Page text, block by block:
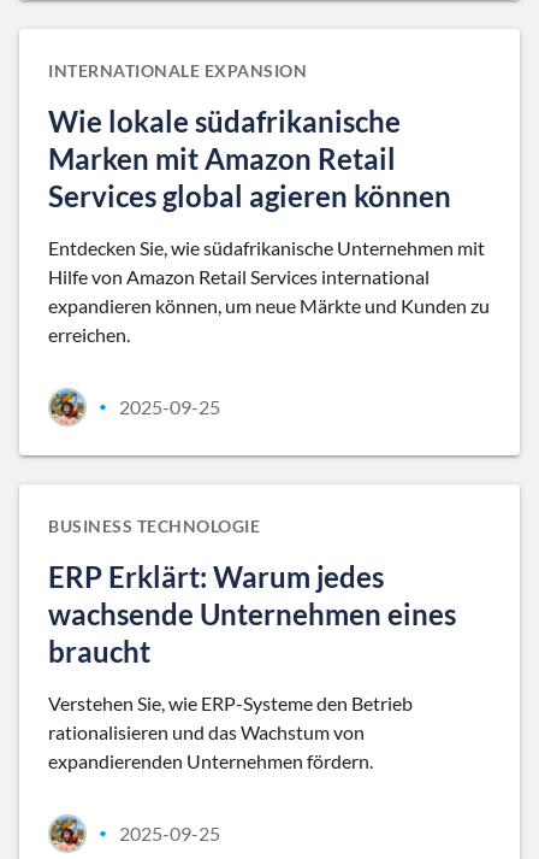
INTERNATIONALE EXPANSION
Wie lokale südafrikanische
Marken mit Amazon Retail
Services global agieren können
Entdecken Sie, wie südafrikanische Unternehmen mit
Hilfe von Amazon Retail Services international
expandieren können, um neue Märkte und Kunden zu
erreichen.
• 2025-09-25
BUSINESS TECHNOLOGIE
ERP Erklärt: Warum jedes
wachsende Unternehmen eines
braucht
Verstehen Sie, wie ERP-Systeme den Betrieb
rationalisieren und das Wachstum von
expandierenden Unternehmen fördern.
• 2025-09-25